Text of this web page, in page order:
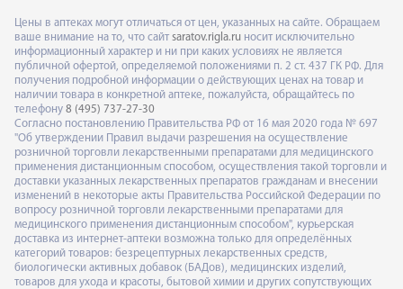
Цены в аптеках могут отличаться от цен, указанных на сайте. Обращаем
ваше внимание на то, что сайт saratov.rigla.ru носит исключительно
информационный характер и ни при каких условиях не является
публичной офертой, определяемой положениями п. 2 ст. 437 ГК РФ. Для
получения подробной информации о действующих ценах на товар и
наличии товара в конкретной аптеке, пожалуйста, обращайтесь по
телефону 8 (495) 737-27-30
Согласно постановлению Правительства РФ от 16 мая 2020 года № 697
"Об утверждении Правил выдачи разрешения на осуществление
розничной торговли лекарственными препаратами для медицинского
применения дистанционным способом, осуществления такой торговли и
доставки указанных лекарственных препаратов гражданам и внесении
изменений в некоторые акты Правительства Российской Федерации по
вопросу розничной торговли лекарственными препаратами для
медицинского применения дистанционным способом", курьерская
доставка из интернет-аптеки возможна только для определённых
категорий товаров: безрецептурных лекарственных средств,
биологически активных добавок (БАДов), медицинских изделий,
товаров для ухода и красоты, бытовой химии и других сопутствующих